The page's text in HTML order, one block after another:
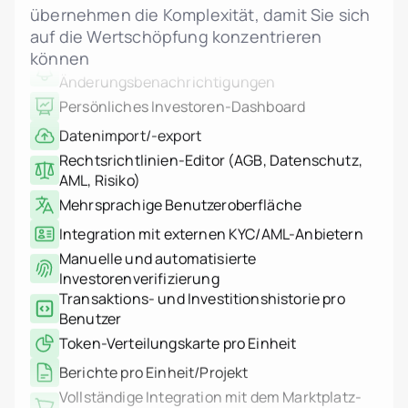
übernehmen die Komplexität, damit Sie sich
auf die Wertschöpfung konzentrieren
können
Admin- und Investoren-
Änderungsbenachrichtigungen
Persönliches Investoren-Dashboard
Datenimport/-export
Rechtsrichtlinien-Editor (AGB, Datenschutz,
AML, Risiko)
Mehrsprachige Benutzeroberfläche
Integration mit externen KYC/AML-Anbietern
Manuelle und automatisierte
Investorenverifizierung
Transaktions- und Investitionshistorie pro
Benutzer
Token-Verteilungskarte pro Einheit
Berichte pro Einheit/Projekt
Vollständige Integration mit dem Marktplatz-
Modul
Prüfprotokoll der Admin-Aktionen (wer, was,